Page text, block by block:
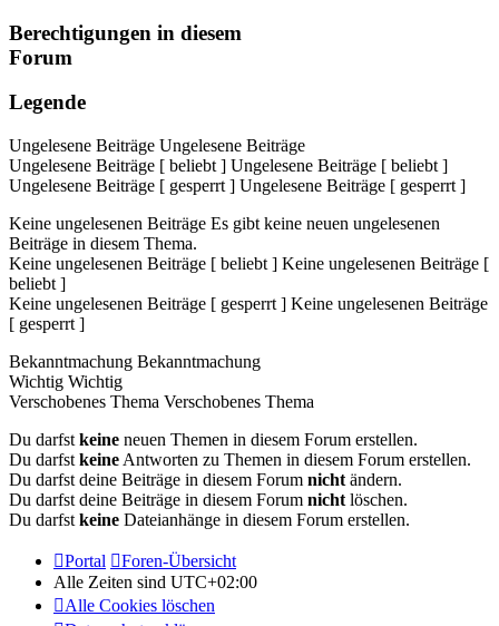
Berechtigungen in diesem
Forum
Legende
Ungelesene Beiträge Ungelesene Beiträge
Ungelesene Beiträge [ beliebt ] Ungelesene Beiträge [ beliebt ]
Ungelesene Beiträge [ gesperrt ] Ungelesene Beiträge [ gesperrt ]
Keine ungelesenen Beiträge Es gibt keine neuen ungelesenen
Beiträge in diesem Thema.
Keine ungelesenen Beiträge [ beliebt ] Keine ungelesenen Beiträge [
beliebt ]
Keine ungelesenen Beiträge [ gesperrt ] Keine ungelesenen Beiträge
[ gesperrt ]
Bekanntmachung Bekanntmachung
Wichtig Wichtig
Verschobenes Thema Verschobenes Thema
Du darfst keine neuen Themen in diesem Forum erstellen.
Du darfst keine Antworten zu Themen in diesem Forum erstellen.
Du darfst deine Beiträge in diesem Forum nicht ändern.
Du darfst deine Beiträge in diesem Forum nicht löschen.
Du darfst keine Dateianhänge in diesem Forum erstellen.
Portal
Foren-Übersicht
Alle Zeiten sind UTC+02:00
Alle Cookies löschen